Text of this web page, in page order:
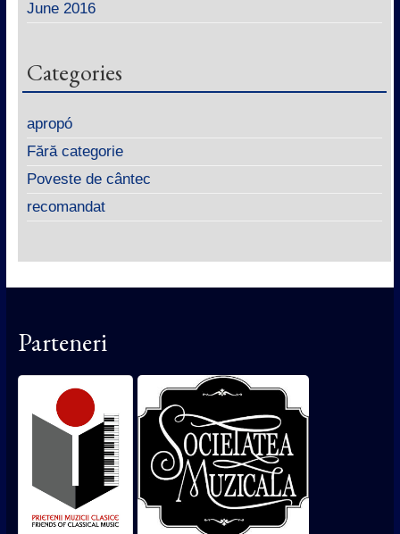
June 2016
Categories
apropó
Fără categorie
Poveste de cântec
recomandat
Parteneri